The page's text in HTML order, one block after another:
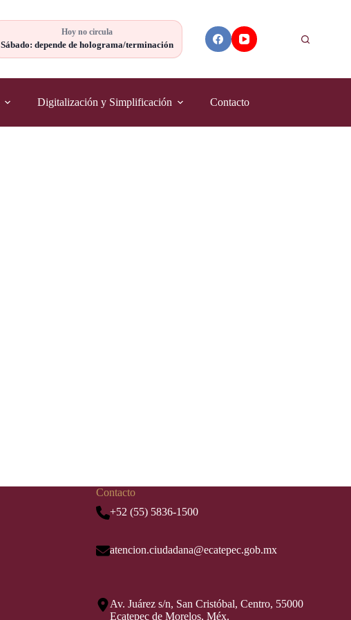
Hoy no circula
Sábado: depende de holograma/terminación
Digitalización y Simplificación Contacto
Contacto
+52 (55) 5836-1500
atencion.ciudadana@ecatepec.gob.mx
Av. Juárez s/n, San Cristóbal, Centro, 55000
Ecatepec de Morelos, Méx.